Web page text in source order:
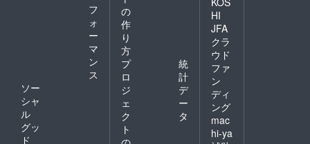
フ
ォ
ー
マ
ン
ス
ソー
シャ
ル
グッ
ド
の
作
り
方
プ
ロ
ジ
ェ
ク
ト
統
計
デ
ー
タ
HI
JFA
クラ
ウド
ファ
ン
ディ
ング
mac
hi-ya